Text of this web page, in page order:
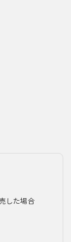
した場合